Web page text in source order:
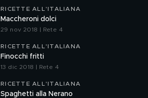
RICETTE ALL'ITALIANA
Maccheroni dolci
29 nov 2018 | Rete 4
RICETTE ALL'ITALIANA
Finocchi fritti
13 dic 2018 | Rete 4
RICETTE ALL'ITALIANA
Spaghetti alla Nerano